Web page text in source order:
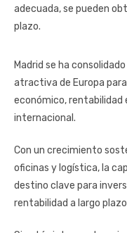
adecuada, se pueden
plazo.
Madrid se ha
atractiva de Europa
económico,
internacional.
Con un crecimiento
oficinas y logística, la
destino clave para
rentabilidad a largo